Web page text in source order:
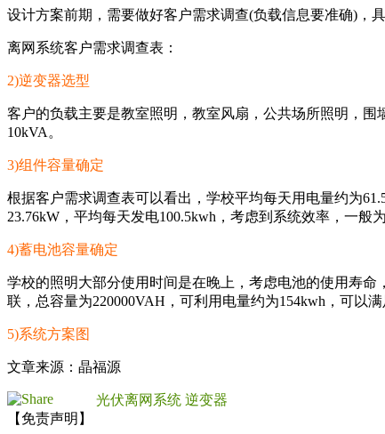
设计方案前期，需要做好客户需求调查(负载信息要准确)，具
离网系统客户需求调查表：
2)逆变器选型
客户的负载主要是教室照明，教室风扇，公共场所照明，
10kVA。
3)组件容量确定
根据客户需求调查表可以看出，学校平均每天用电量约为
23.76kW，平均每天发电100.5kwh，考虑到系统效率，一般
4)蓄电池容量确定
学校的照明大部分使用时间是在晚上，考虑电池的使用寿
联，总容量为220000VAH，可利用电量约为154kwh，可以
5)系统方案图
文章来源：晶福源
光伏离网系统 逆变器
【免责声明】